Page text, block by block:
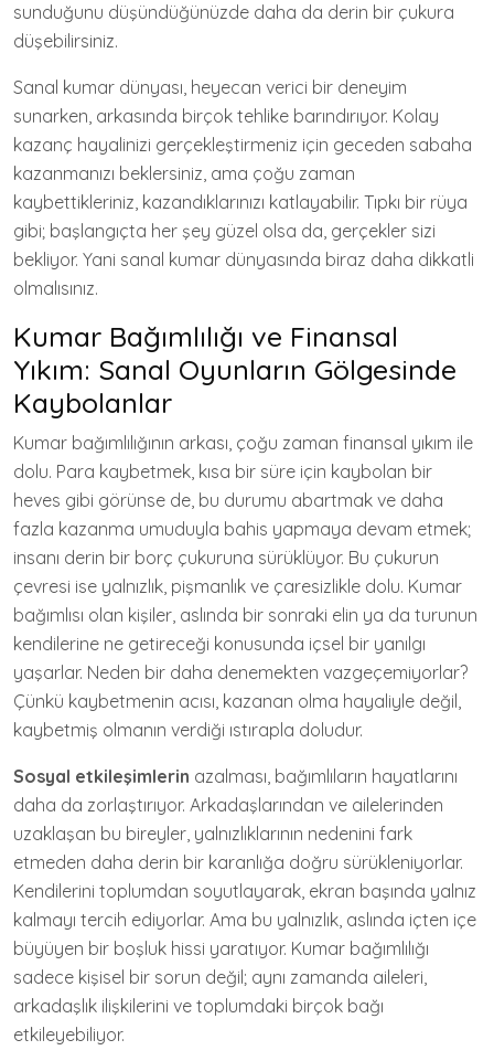
sunduğunu düşündüğünüzde daha da derin bir çukura
düşebilirsiniz.
Sanal kumar dünyası, heyecan verici bir deneyim
sunarken, arkasında birçok tehlike barındırıyor. Kolay
kazanç hayalinizi gerçekleştirmeniz için geceden sabaha
kazanmanızı beklersiniz, ama çoğu zaman
kaybettikleriniz, kazandıklarınızı katlayabilir. Tıpkı bir rüya
gibi; başlangıçta her şey güzel olsa da, gerçekler sizi
bekliyor. Yani sanal kumar dünyasında biraz daha dikkatli
olmalısınız.
Kumar Bağımlılığı ve Finansal
Yıkım: Sanal Oyunların Gölgesinde
Kaybolanlar
Kumar bağımlılığının arkası, çoğu zaman finansal yıkım ile
dolu. Para kaybetmek, kısa bir süre için kaybolan bir
heves gibi görünse de, bu durumu abartmak ve daha
fazla kazanma umuduyla bahis yapmaya devam etmek;
insanı derin bir borç çukuruna sürüklüyor. Bu çukurun
çevresi ise yalnızlık, pişmanlık ve çaresizlikle dolu. Kumar
bağımlısı olan kişiler, aslında bir sonraki elin ya da turunun
kendilerine ne getireceği konusunda içsel bir yanılgı
yaşarlar. Neden bir daha denemekten vazgeçemiyorlar?
Çünkü kaybetmenin acısı, kazanan olma hayaliyle değil,
kaybetmiş olmanın verdiği ıstırapla doludur.
Sosyal etkileşimlerin azalması, bağımlıların hayatlarını
daha da zorlaştırıyor. Arkadaşlarından ve ailelerinden
uzaklaşan bu bireyler, yalnızlıklarının nedenini fark
etmeden daha derin bir karanlığa doğru sürükleniyorlar.
Kendilerini toplumdan soyutlayarak, ekran başında yalnız
kalmayı tercih ediyorlar. Ama bu yalnızlık, aslında içten içe
büyüyen bir boşluk hissi yaratıyor. Kumar bağımlılığı
sadece kişisel bir sorun değil; aynı zamanda aileleri,
arkadaşlık ilişkilerini ve toplumdaki birçok bağı
etkileyebiliyor.